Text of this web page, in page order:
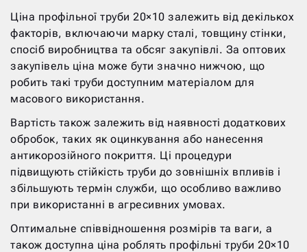
Ціна профільної труби 20×10 залежить від декількох
факторів, включаючи марку сталі, товщину стінки,
спосіб виробництва та обсяг закупівлі. За оптових
закупівель ціна може бути значно нижчою, що
робить такі труби доступним матеріалом для
масового використання.
Вартість також залежить від наявності додаткових
обробок, таких як оцинкування або нанесення
антикорозійного покриття. Ці процедури
підвищують стійкість труби до зовнішніх впливів і
збільшують термін служби, що особливо важливо
при використанні в агресивних умовах.
Оптимальне співвідношення розмірів та ваги, а
також доступна ціна роблять профільні труби 20×10